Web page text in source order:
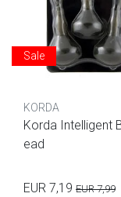
Sale
KORDA
Korda Intelligent
ead
EUR 7,19 EUR 7,99